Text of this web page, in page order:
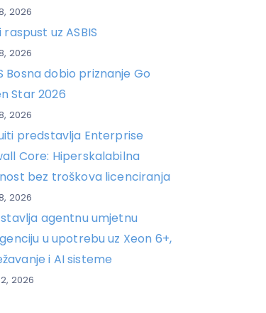
2026
raspust uz ASBIS
2026
Bosna dobio priznanje Go
Star 2026
2026
predstavlja Enterprise
Core: Hiperskalabilna
bez troškova licenciranja
2026
agentnu umjetnu
u upotrebu uz Xeon 6+,
i AI sisteme
2026